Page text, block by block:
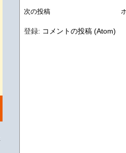
次の投稿
登録: コメントの投稿 (Atom)